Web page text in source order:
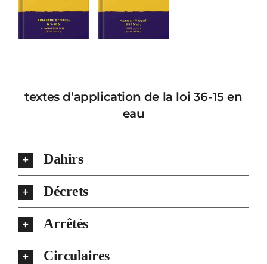
E-SERVICE
Contact
textes d’application de la loi 36-15 en
eau
Dahirs
Décrets
Arrêtés
Circulaires